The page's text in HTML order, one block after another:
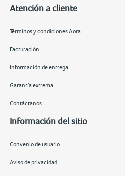
Atención a cliente
Términos y condiciones Aora
Facturación
Información de entrega
Garantía extrema
Contáctanos
Información del sitio
Convenio de usuario
Aviso de privacidad